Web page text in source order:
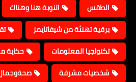
الطقس
النوبة هنا وهناك
برقية تهنئة من شيفاتايمز
تكنولجيا المعلومات
حكاية
شخصيات مشرفة